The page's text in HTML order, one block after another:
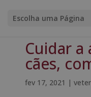
Escolha uma Página
Cuidar a
cães,
fev 17, 2021 |